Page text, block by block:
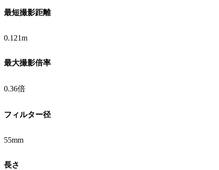
最短撮影距離
0.121m
最大撮影倍率
0.36倍
フィルター径
55mm
長さ